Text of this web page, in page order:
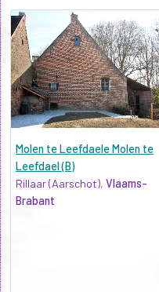
Molen te Leefdaele Molen te
Leefdael (B)
Rillaar (Aarschot), Vlaams-
Brabant